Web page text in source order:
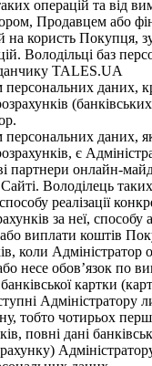
операцій та від
Продавцем або
на користь Покупця,
Володільці баз
TALES.UA
персональних даних,
даних,
є
партнери онлайн-
Сайті. Володілець
реалізації
за неї, способу
виплати коштів
коли Адміністратор
несе обов’язок по
картки
Адміністратору
тобто чотирьох
повні дані